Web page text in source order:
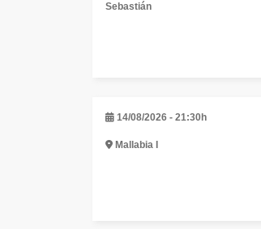
Sebastián
14/08/2026 - 21:30h
Mallabia I